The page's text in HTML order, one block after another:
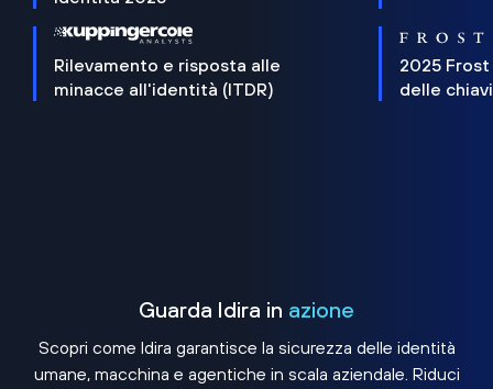
Rilevamento e risposta alle
minacce all'identità (ITDR)
2025 Frost
delle
Guarda Idira in azione
Scopri come Idira garantisce la sicurezza delle identità
umane, macchina e agentiche in scala aziendale. Riduci